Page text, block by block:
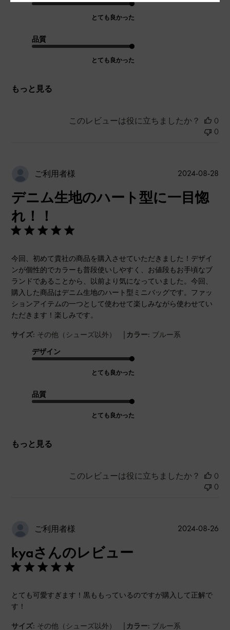
とても良かった
品質
とても良かった
もっと見る
このレビューは役に立ちましたか？
0
0
ご利用者様
デニム生地のハート型に一目惚
れ！！
今回、初めて貴社の商品を購入させていただきました！デザイ
ンが個性的でカラーも普段使いしやすく、お値段もお手頃なブ
ランドであることから、以前より気になっていました。今回、
購入した商品はデニム生地のハート型ミニバッグです。ファッ
ションアイテムの一つとして使わせて楽しみながら使わせてい
ただきます！楽しみです。
サイズ: その他（シューズ以外） | カラー: ブルー系
デザイン
とても良かった
品質
とても良かった
もっと見る
公
2024-08-28
このレビューは役に立ちましたか？
0
0
ご利用者様
kyaさんのレビュー
とても可愛すぎます！黒ももっているのですが購入して正解で
す！
サイズ: その他（シューズ以外） | カラー: ブルー系
公
2024-08-26